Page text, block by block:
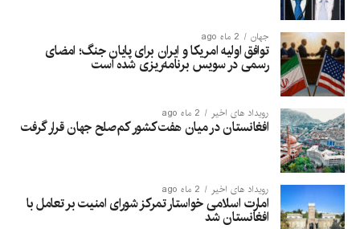
جهان 2 ماه ago
توافق اولیه امریکا و ایران برای پایان جنگ؛ امضای
رسمی در سویس برنامه‌ریزی شده است
رویداد های اخیر 2 ماه ago
افغانستان در میان هفت کشور کم‌صلح جهان قرار گرفت
رویداد های اخیر 2 ماه ago
امارت اسلامی خواستار تمرکز شورای امنیت بر تعامل با
افغانستان شد